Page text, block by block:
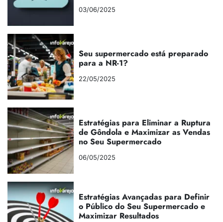
03/06/2025
Seu supermercado está preparado
para a NR-1?
22/05/2025
Estratégias para Eliminar a Ruptura
de Gôndola e Maximizar as Vendas
no Seu Supermercado
06/05/2025
Estratégias Avançadas para Definir
o Público do Seu Supermercado e
Maximizar Resultados